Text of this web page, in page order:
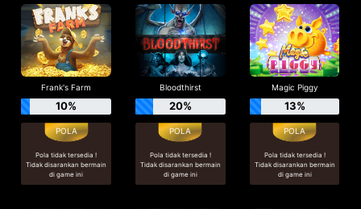
Frank's Farm
10%
Pola tidak tersedia !
Tidak disarankan bermain
di game ini
Bloodthirst
20%
Pola tidak tersedia !
Tidak disarankan bermain
di game ini
Magic Piggy
13%
Pola tidak tersedia !
Tidak disarankan bermain
di game ini